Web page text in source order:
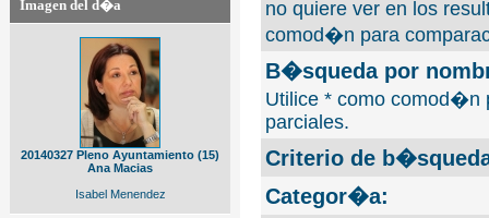
Imagen del d�a
20140327 Pleno Ayuntamiento (15)
Ana Macias
Isabel Menendez
no quiere ver en los
comod�n para
B�squeda por
Utilice * como comod�n
parciales.
Criterio de
Categor�a: